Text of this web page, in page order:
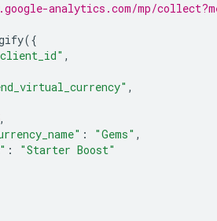
analytics.com/mp/
({
,
,
,
: "Gems" ,
:
"Starter Boost"